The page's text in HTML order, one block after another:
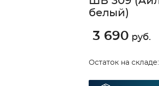
белый)
3 690 руб.
Остаток на